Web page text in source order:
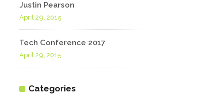
Justin Pearson
April 29, 2015
Tech Conference 2017
April 29, 2015
Categories